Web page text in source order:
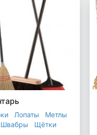
Лопаты
Метлы
Швабры Щётки